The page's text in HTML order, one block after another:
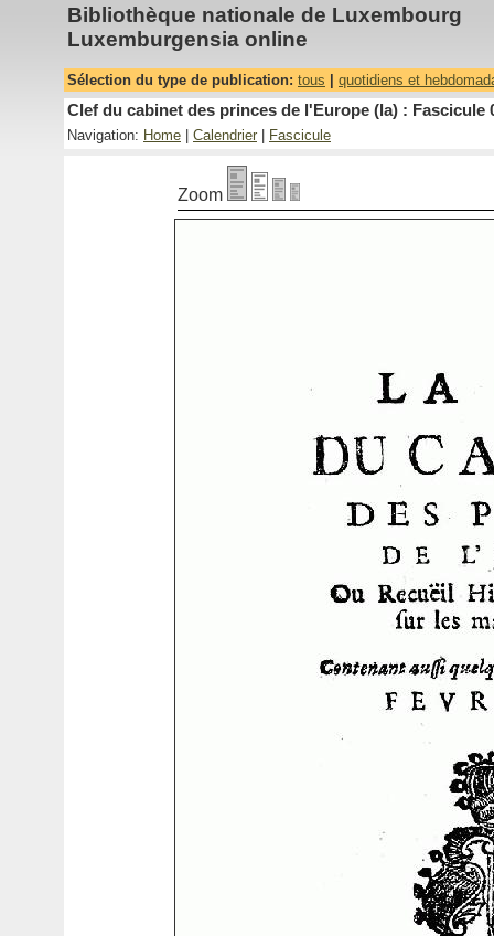
Bibliothèque nationale de Luxembourg
Luxemburgensia online
Sélection du type de publication: tous quotidiens et
Clef du cabinet des princes de l'Europe (la) : Fascicule
Navigation: Home Calendrier Fascicule
Zoom